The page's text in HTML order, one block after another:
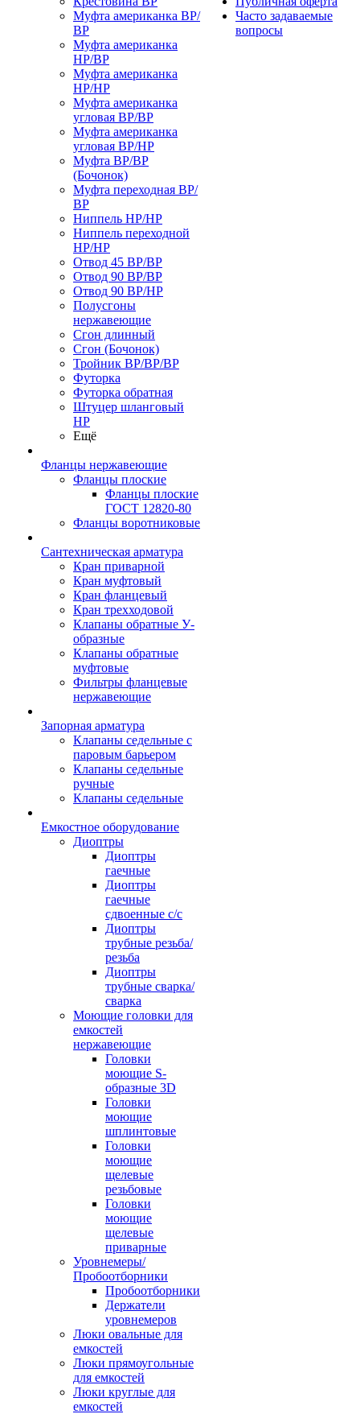
Муфта американка ВР/
ВР
Муфта американка
НР/ВР
Муфта американка
НР/НР
Муфта американка
угловая ВР/ВР
Муфта американка
угловая ВР/НР
Муфта ВР/ВР
(Бочонок)
Муфта переходная ВР/
ВР
Ниппель НР/НР
Ниппель переходной
НР/НР
Отвод 45 ВР/ВР
Отвод 90 ВР/ВР
Отвод 90 ВР/НР
Полусгоны
нержавеющие
Сгон длинный
Сгон (Бочонок)
Тройник ВР/ВР/ВР
Футорка
Футорка обратная
Штуцер шланговый
НР
Ещё
Фланцы нержавеющие
Фланцы плоские
Фланцы плоские
ГОСТ 12820-80
Фланцы воротниковые
Сантехническая арматура
Кран приварной
Кран муфтовый
Кран фланцевый
Кран трехходовой
Клапаны обратные У-
образные
Клапаны обратные
муфтовые
Фильтры фланцевые
нержавеющие
Запорная арматура
Клапаны седельные с
паровым барьером
Клапаны седельные
ручные
Клапаны седельные
Емкостное оборудование
Диоптры
Диоптры
гаечные
Диоптры
гаечные
сдвоенные c/c
Диоптры
трубные резьба/
резьба
Диоптры
трубные сварка/
сварка
Моющие головки для
емкостей
нержавеющие
Головки
моющие S-
образные 3D
Головки
моющие
шплинтовые
Головки
моющие
щелевые
резьбовые
Головки
моющие
щелевые
приварные
Уровнемеры/
Пробоотборники
Пробоотборники
Держатели
уровнемеров
Люки овальные для
емкостей
Люки прямоугольные
для емкостей
Люки круглые для
емкостей
Часто задаваемые
вопросы